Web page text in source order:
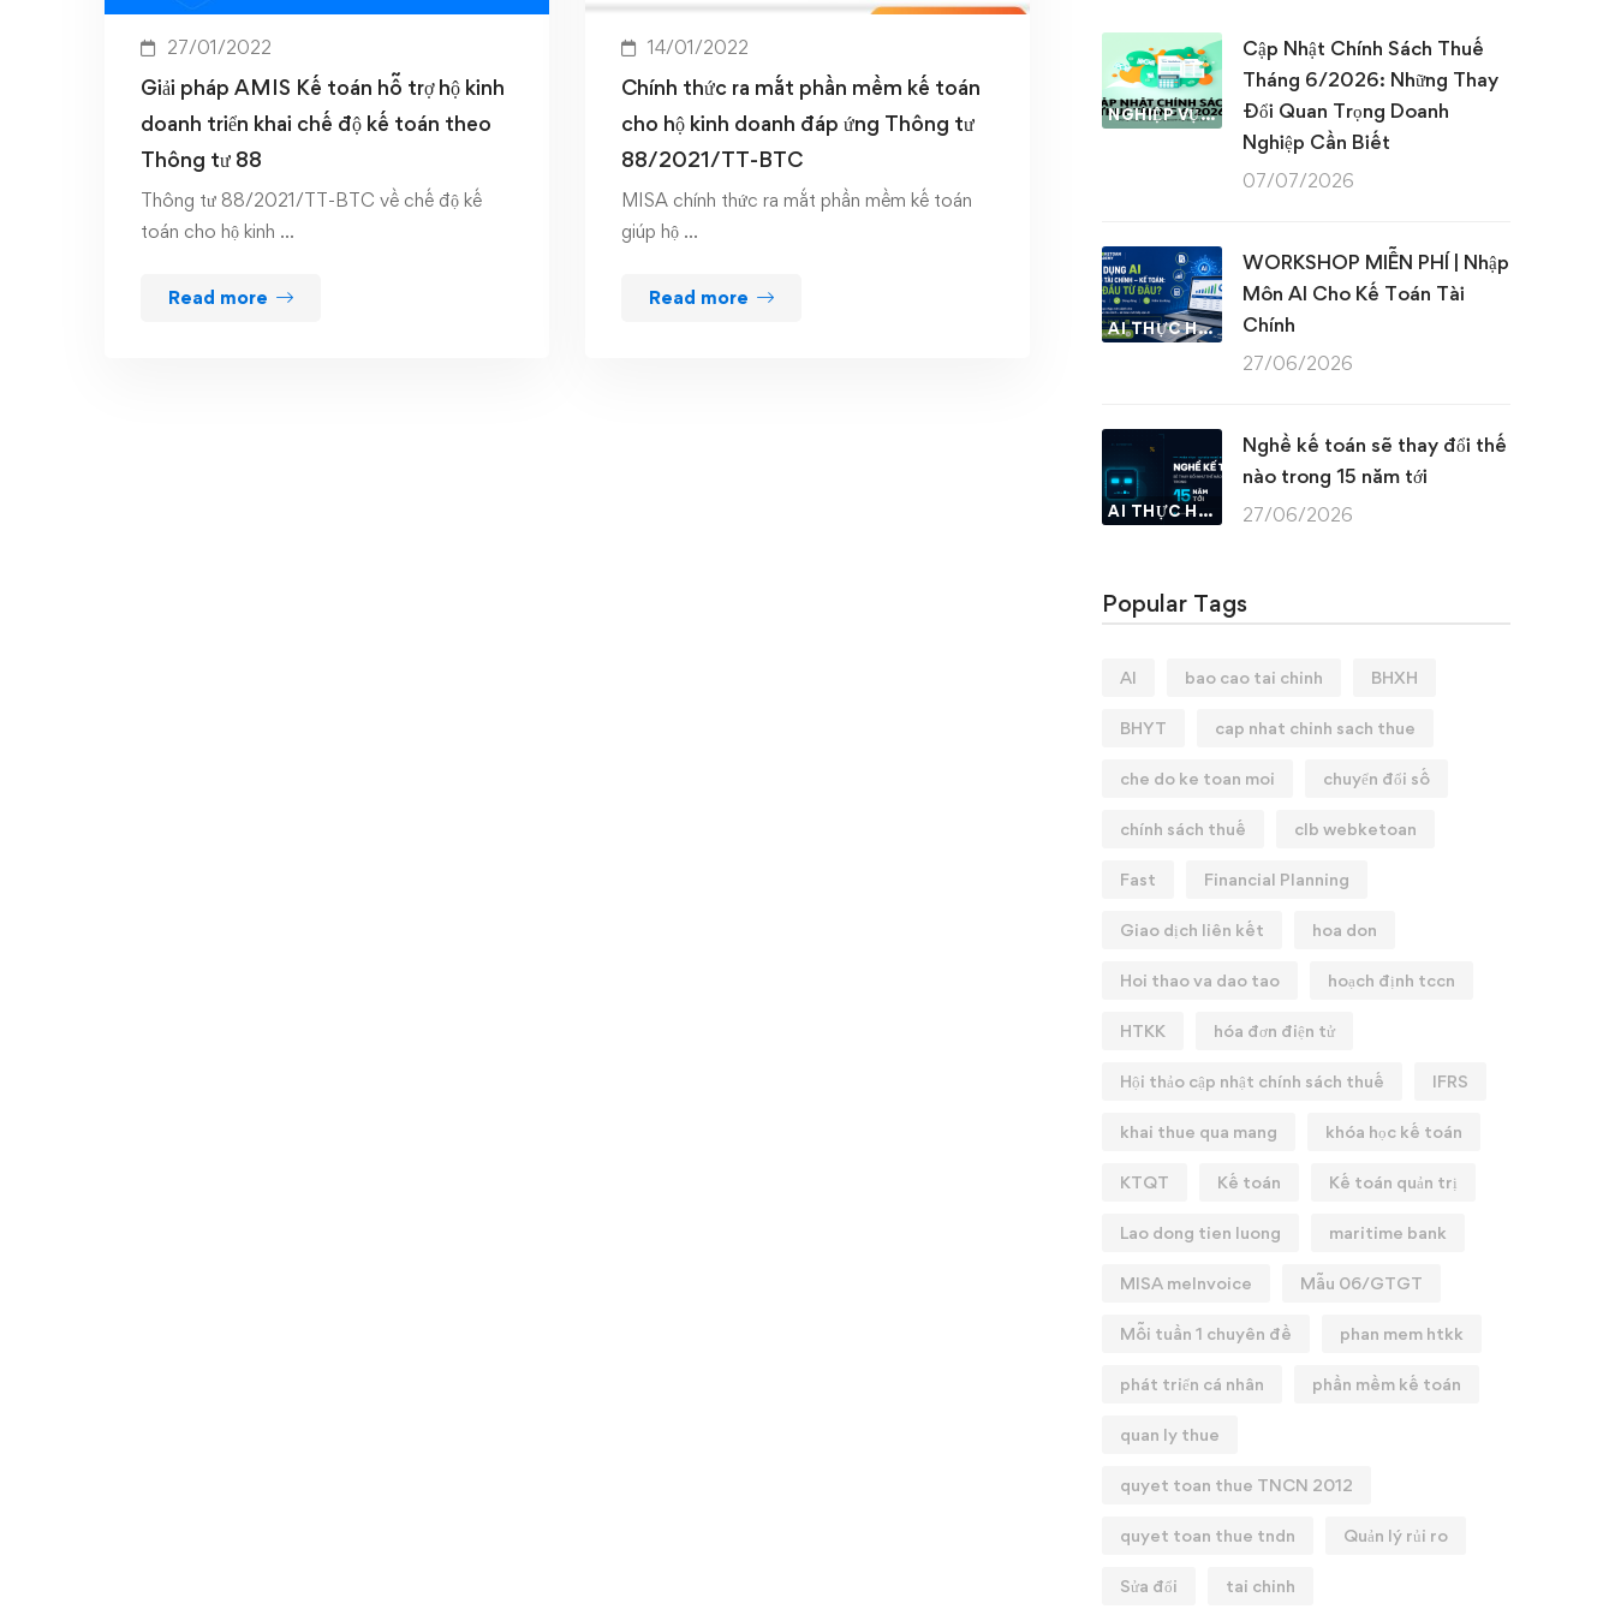
27/01/2022
Giải pháp AMIS Kế toán hỗ trợ hộ kinh
doanh triển khai chế độ kế toán theo
Thông tư 88
Thông tư 88/2021/TT-BTC về chế độ kế
toán cho hộ kinh …
Read more
14/01/2022
Chính thức ra mắt phần mềm kế toán
cho hộ kinh doanh đáp ứng Thông tư
88/2021/TT-BTC
MISA chính thức ra mắt phần mềm kế toán
giúp hộ …
Read more
NGHIỆP VỤ KẾ TOÁN & THUẾ
Cập Nhật Chính Sách Thuế
Tháng 6/2026: Những Thay
Đổi Quan Trọng Doanh
Nghiệp Cần Biết
07/07/2026
AI THỰC HÀNH
WORKSHOP MIỄN PHÍ | Nhập
Môn AI Cho Kế Toán Tài
Chính
27/06/2026
AI THỰC HÀNH
Nghề kế toán sẽ thay đổi thế
nào trong 15 năm tới
27/06/2026
Popular Tags
AI bao cao tai chinh BHXH
BHYT cap nhat chinh sach thue
che do ke toan moi chuyển đổi số
chính sách thuế clb webketoan
Fast Financial Planning
Giao dịch liên kết hoa don
Hoi thao va dao tao hoạch định tccn
HTKK hóa đơn điện tử
Hội thảo cập nhật chính sách thuế IFRS
khai thue qua mang khóa học kế toán
KTQT Kế toán Kế toán quản trị
Lao dong tien luong maritime bank
MISA meInvoice Mẫu 06/GTGT
Mỗi tuần 1 chuyên đề phan mem htkk
phát triển cá nhân phần mềm kế toán
quan ly thue
quyet toan thue TNCN 2012
quyet toan thue tndn Quản lý rủi ro
Sửa đổi tai chinh